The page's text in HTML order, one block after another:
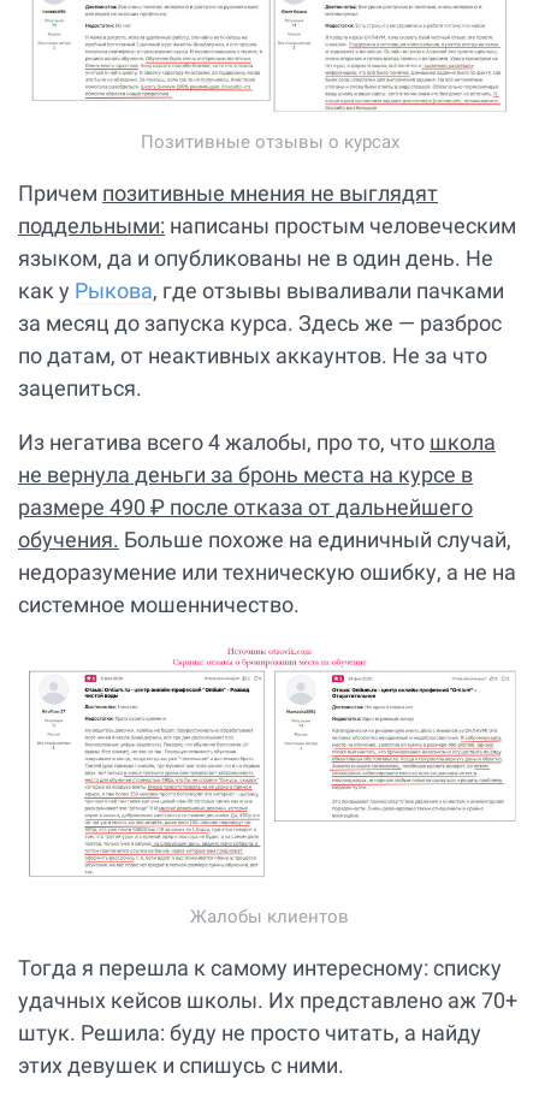
Позитивные отзывы о курсах
Причем позитивные мнения не выглядят
поддельными: написаны простым человеческим
языком, да и опубликованы не в один день. Не
как у Рыкова, где отзывы вываливали пачками
за месяц до запуска курса. Здесь же — разброс
по датам, от неактивных аккаунтов. Не за что
зацепиться.
Из негатива всего 4 жалобы, про то, что школа
не вернула деньги за бронь места на курсе в
размере 490 ₽ после отказа от дальнейшего
обучения. Больше похоже на единичный случай,
недоразумение или техническую ошибку, а не на
системное мошенничество.
Жалобы клиентов
Тогда я перешла к самому интересному: списку
удачных кейсов школы. Их представлено аж 70+
штук. Решила: буду не просто читать, а найду
этих девушек и спишусь с ними.